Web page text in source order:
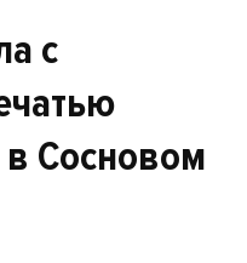
с
Сосновом